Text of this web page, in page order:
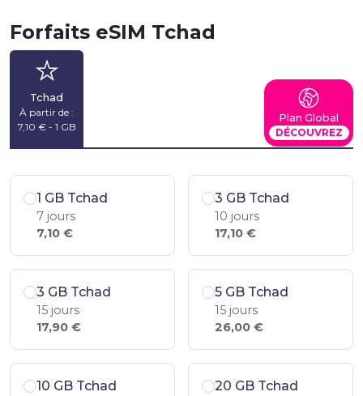
Forfaits eSIM Tchad
Tchad
À partir de :
7,10 € - 1 GB
Plan Global
DÉCOUVREZ
1 GB Tchad
7 jours
7,10 €
3 GB Tchad
10 jours
17,10 €
3 GB Tchad
15 jours
17,90 €
5 GB Tchad
15 jours
26,00 €
10 GB Tchad 20 GB Tchad